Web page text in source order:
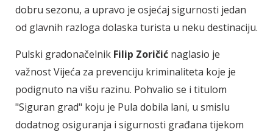
dobru sezonu, a upravo je osjećaj sigurnosti jedan
od glavnih razloga dolaska turista u neku destinaciju.
Pulski gradonačelnik Filip Zoričić naglasio je
važnost Vijeća za prevenciju kriminaliteta koje je
podignuto na višu razinu. Pohvalio se i titulom
"Siguran grad" koju je Pula dobila lani, u smislu
dodatnog osiguranja i sigurnosti građana tijekom